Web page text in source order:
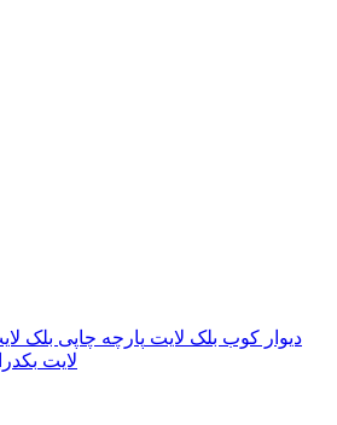
دیوار کوب بلک لایت پارچه چاپی بلک
لایت